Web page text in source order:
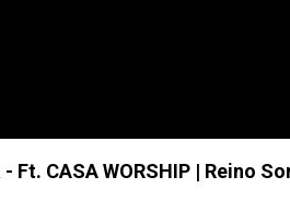
Ft. CASA WORSHIP | Reino